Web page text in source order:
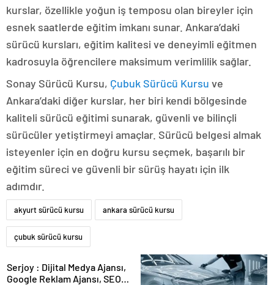
kurslar, özellikle yoğun iş temposu olan bireyler için
esnek saatlerde eğitim imkanı sunar. Ankara’daki
sürücü kursları, eğitim kalitesi ve deneyimli eğitmen
kadrosuyla öğrencilere maksimum verimlilik sağlar.
Sonay Sürücü Kursu, Çubuk Sürücü Kursu ve
Ankara’daki diğer kurslar, her biri kendi bölgesinde
kaliteli sürücü eğitimi sunarak, güvenli ve bilinçli
sürücüler yetiştirmeyi amaçlar. Sürücü belgesi almak
isteyenler için en doğru kursu seçmek, başarılı bir
eğitim süreci ve güvenli bir sürüş hayatı için ilk
adımdır.
akyurt sürücü kursu ankara sürücü kursu
çubuk sürücü kursu
Serjoy : Dijital Medya Ajansı,
Google Reklam Ajansı, SEO